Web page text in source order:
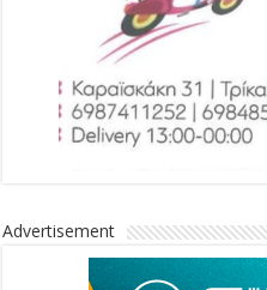
Advertisement